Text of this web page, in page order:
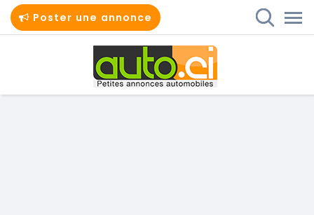
Poster une annonce